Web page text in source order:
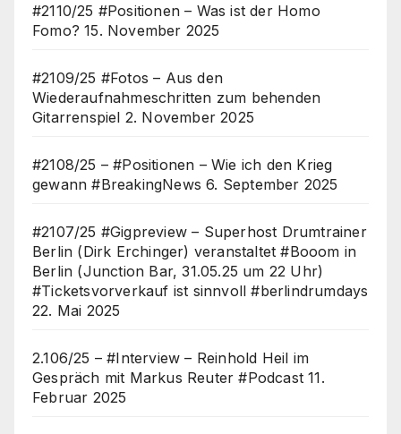
#2110/25 #Positionen – Was ist der Homo
Fomo? 15. November 2025
#2109/25 #Fotos – Aus den
Wiederaufnahmeschritten zum behenden
Gitarrenspiel 2. November 2025
#2108/25 – #Positionen – Wie ich den Krieg
gewann #BreakingNews 6. September 2025
#2107/25 #Gigpreview – Superhost Drumtrainer
Berlin (Dirk Erchinger) veranstaltet #Booom in
Berlin (Junction Bar, 31.05.25 um 22 Uhr)
#Ticketsvorverkauf ist sinnvoll #berlindrumdays
22. Mai 2025
2.106/25 – #Interview – Reinhold Heil im
Gespräch mit Markus Reuter #Podcast 11.
Februar 2025